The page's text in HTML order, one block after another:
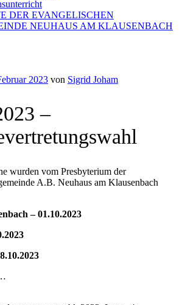
DER EVANGELISCHEN
NEUHAUS AM KLAUSENBACH
2023 von Sigrid Joham
–
wurden vom Presbyterium der
A.B. Neuhaus am Klausenbach
– 01.10.2023